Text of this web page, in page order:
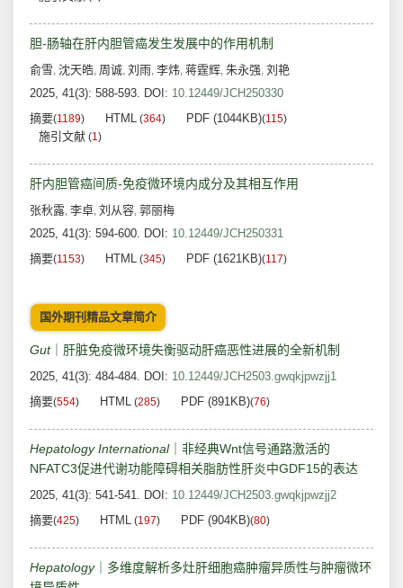
胆-肠轴在肝内胆管癌发生发展中的作用机制
俞雪, 沈天皓, 周诚, 刘雨, 李炜, 蒋霆辉, 朱永强, 刘艳
2025, 41(3): 588-593. DOI: 10.12449/JCH250330
摘要(1189) HTML (364) PDF (1044KB)(115)
施引文献 (1)
肝内胆管癌间质-免疫微环境内成分及其相互作用
张秋露, 李卓, 刘从容, 郭丽梅
2025, 41(3): 594-600. DOI: 10.12449/JCH250331
摘要(1153) HTML (345) PDF (1621KB)(117)
国外期刊精品文章简介
Gut｜肝脏免疫微环境失衡驱动肝癌恶性进展的全新机制
2025, 41(3): 484-484. DOI: 10.12449/JCH2503.gwqkjpwzjj1
摘要(554) HTML (285) PDF (891KB)(76)
Hepatology International｜非经典Wnt信号通路激活的
NFATC3促进代谢功能障碍相关脂肪性肝炎中GDF15的表达
2025, 41(3): 541-541. DOI: 10.12449/JCH2503.gwqkjpwzjj2
摘要(425) HTML (197) PDF (904KB)(80)
Hepatology｜多维度解析多灶肝细胞癌肿瘤异质性与肿瘤微环